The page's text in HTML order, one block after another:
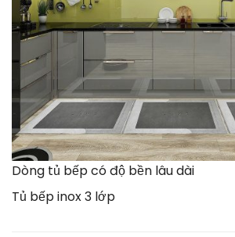
Dòng tủ bếp có độ bền lâu dài
Tủ bếp inox 3 lớp